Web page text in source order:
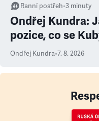
Ranní postřeh•3 minuty
Ondřej Kundra:
pozice, co se
Ondřej Kundra•7. 8. 2026